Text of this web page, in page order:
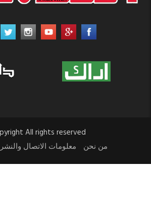
All rights reserved
من نحن
معلومات الاتصال والنشر